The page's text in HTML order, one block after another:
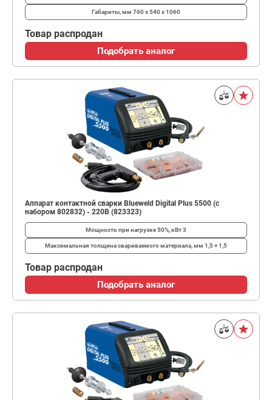
Габариты, мм 760 x 540 x 1060
Товар распродан
Подобрать аналог
Аппарат контактной сварки Blueweld Digital Plus 5500 (с
набором 802832) - 220В (823323)
Мощность при нагрузке 50%, кВт3
Максимальная толщина свариваемого материала, мм 1,5 + 1,5
Товар распродан
Подобрать аналог